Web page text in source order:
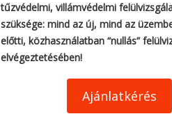
tűzvédelmi, villámvédelmi
szüksége: mind az új, mind az
előtti, közhasználatban “nullás”
elvégeztetésében!
Ajánlatkérés